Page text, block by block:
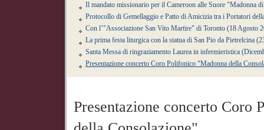
Il mandato missionario per il Cameroon alle Suore "Madonna
Protocollo di Gemellaggio e Patto di Amicizia tra i Portatori
Con l’"Associazione San Vito Martire" di Toronto (18 Agosto
La prima festa liturgica con la statua di San Pio da Pietrelcina
Santa Messa di ringraziamento Laurea in infermieristica
Presentazione concerto Coro Polifonico "Madonna della
Presentazione concerto Coro